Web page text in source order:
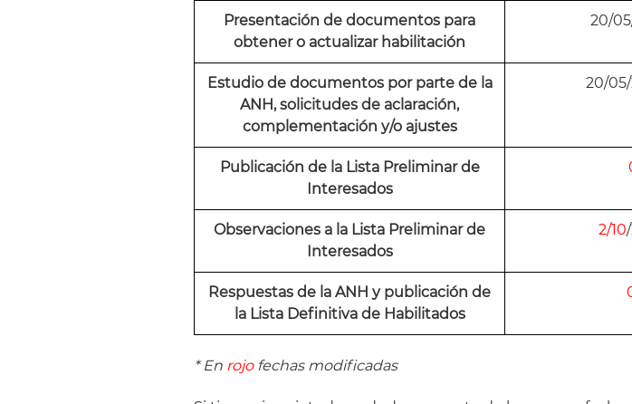
Presentación de documentos para
obtener o actualizar habilitación
20/
Estudio de documentos por parte de la
ANH, solicitudes de aclaración,
complementación y/o ajustes
20/
Publicación de la Lista Preliminar de
Interesados
Observaciones a la Lista Preliminar de
Interesados
2/10
Respuestas de la ANH y publicación de
la Lista Definitiva de Habilitados
* En rojofechas modificadas